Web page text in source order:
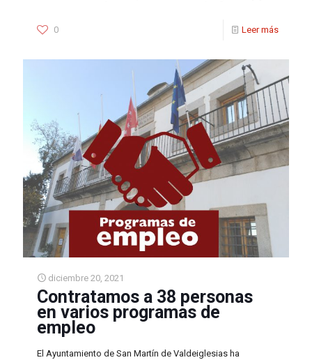
0 Leer más
diciembre 20, 2021
Contratamos a 38 personas
en varios programas de
empleo
El Ayuntamiento de San Martín de Valdeiglesias ha